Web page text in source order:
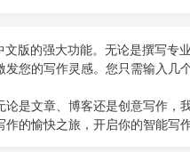
文版的强大功能。无论是撰写专
您的写作灵感。您只需输入几
是文章、博客还是创意写作，
作的愉快之旅，开启你的智能写